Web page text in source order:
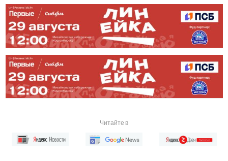
Читайте в